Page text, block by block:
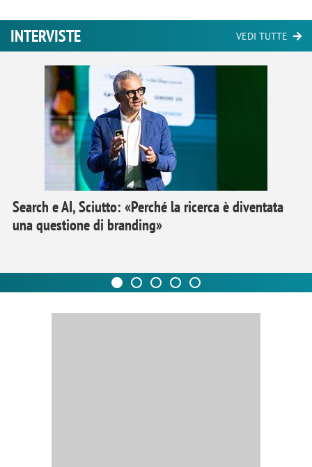
INTERVISTE VEDI TUTTE
Search e AI, Sciutto: «Perché la ricerca è diventata
una questione di branding»